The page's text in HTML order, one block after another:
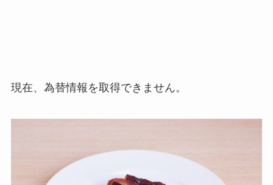
現在、為替情報を取得できません。